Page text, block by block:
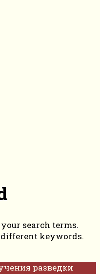
search terms.
keywords.
разведки